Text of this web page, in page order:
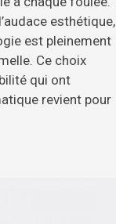
esthétique,
est pleinement
Ce choix
qui ont
revient pour